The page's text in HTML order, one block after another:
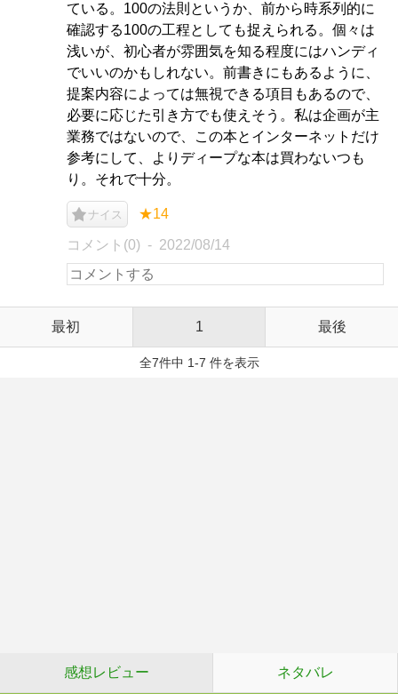
ている。100の法則というか、前から時系列的に
確認する100の工程としても捉えられる。個々は
浅いが、初心者が雰囲気を知る程度にはハンディ
でいいのかもしれない。前書きにもあるように、
提案内容によっては無視できる項目もあるので、
必要に応じた引き方でも使えそう。私は企画が主
業務ではないので、この本とインターネットだけ
参考にして、よりディープな本は買わないつも
り。それで十分。
ナイス ★14
コメント(0) 2022/08/14
最初 1 最後
全7件中 1-7 件を表示
感想レビュー ネタバレ